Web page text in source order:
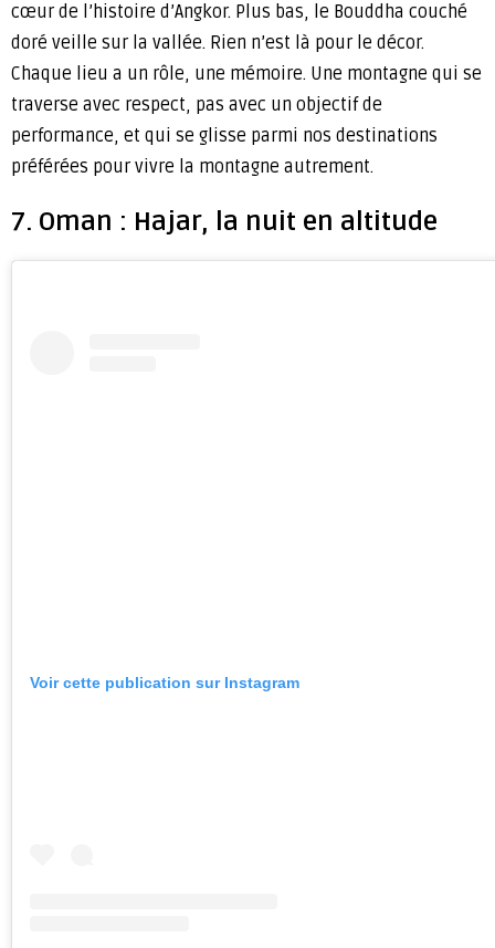
cœur de l’histoire d’Angkor. Plus bas, le Bouddha couché
doré veille sur la vallée. Rien n’est là pour le décor.
Chaque lieu a un rôle, une mémoire. Une montagne qui se
traverse avec respect, pas avec un objectif de
performance, et qui se glisse parmi nos destinations
préférées pour vivre la montagne autrement.
7. Oman : Hajar, la nuit en altitude
Voir cette publication sur Instagram